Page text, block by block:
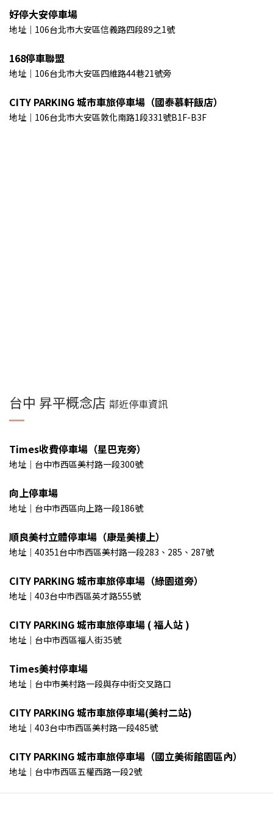
好停大安停車場
地址｜106台北市大安區信義路四段89之1號
168停車聯盟
地址｜106台北市大安區四維路44巷21號旁
CITY PARKING 城市車旅停車場（國泰慕軒飯店）
地址｜106台北市大安區敦化南路1段331號B1F-B3F
台中 昇平概念店 鄰近停車資訊
Times收費停車場（星巴克旁）
地址｜台中市西區美村路一段300號
向上停車場
地址｜台中市西區向上路一段186號
順良美村立體停車場（康是美樓上）
地址｜40351台中市西區美村路一段283、285、287號
CITY PARKING 城市車旅停車場（綠園道旁）
地址｜403台中市西區英才路555號
CITY PARKING 城市車旅停車場 ( 福人站 )
地址｜台中市西區福人街35號
Times美村停車場
地址｜台中市美村路一段與存中街交叉路口
CITY PARKING 城市車旅停車場(美村二站)
地址｜403台中市西區美村路一段485號
CITY PARKING 城市車旅停車場（國立美術館園區內）
地址｜台中市西區五權西路一段2號